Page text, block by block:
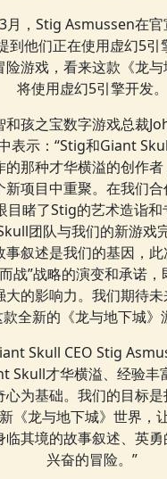
月，Stig Asmussen在
到他们正在使用虚幻5引
险游戏，看来这款《龙
将使用虚幻5引擎开发。
和孩之宝数字游戏总裁
表示：“Stig和Giant
的那种才华横溢的创作
新项目中重聚。在我们
目睹了Stig的艺术造诣
团队与我们的新游戏
事叙述是我们的基因，
战”战略的演变和承诺
大的影响力。我们期待
全新的《龙与地下城》
Skull CEO Stig
Skull才华横溢、经验丰
心为基础。我们的目标
《龙与地下城》世界，
临其境的故事叙述、英
兴奋的冒险。”